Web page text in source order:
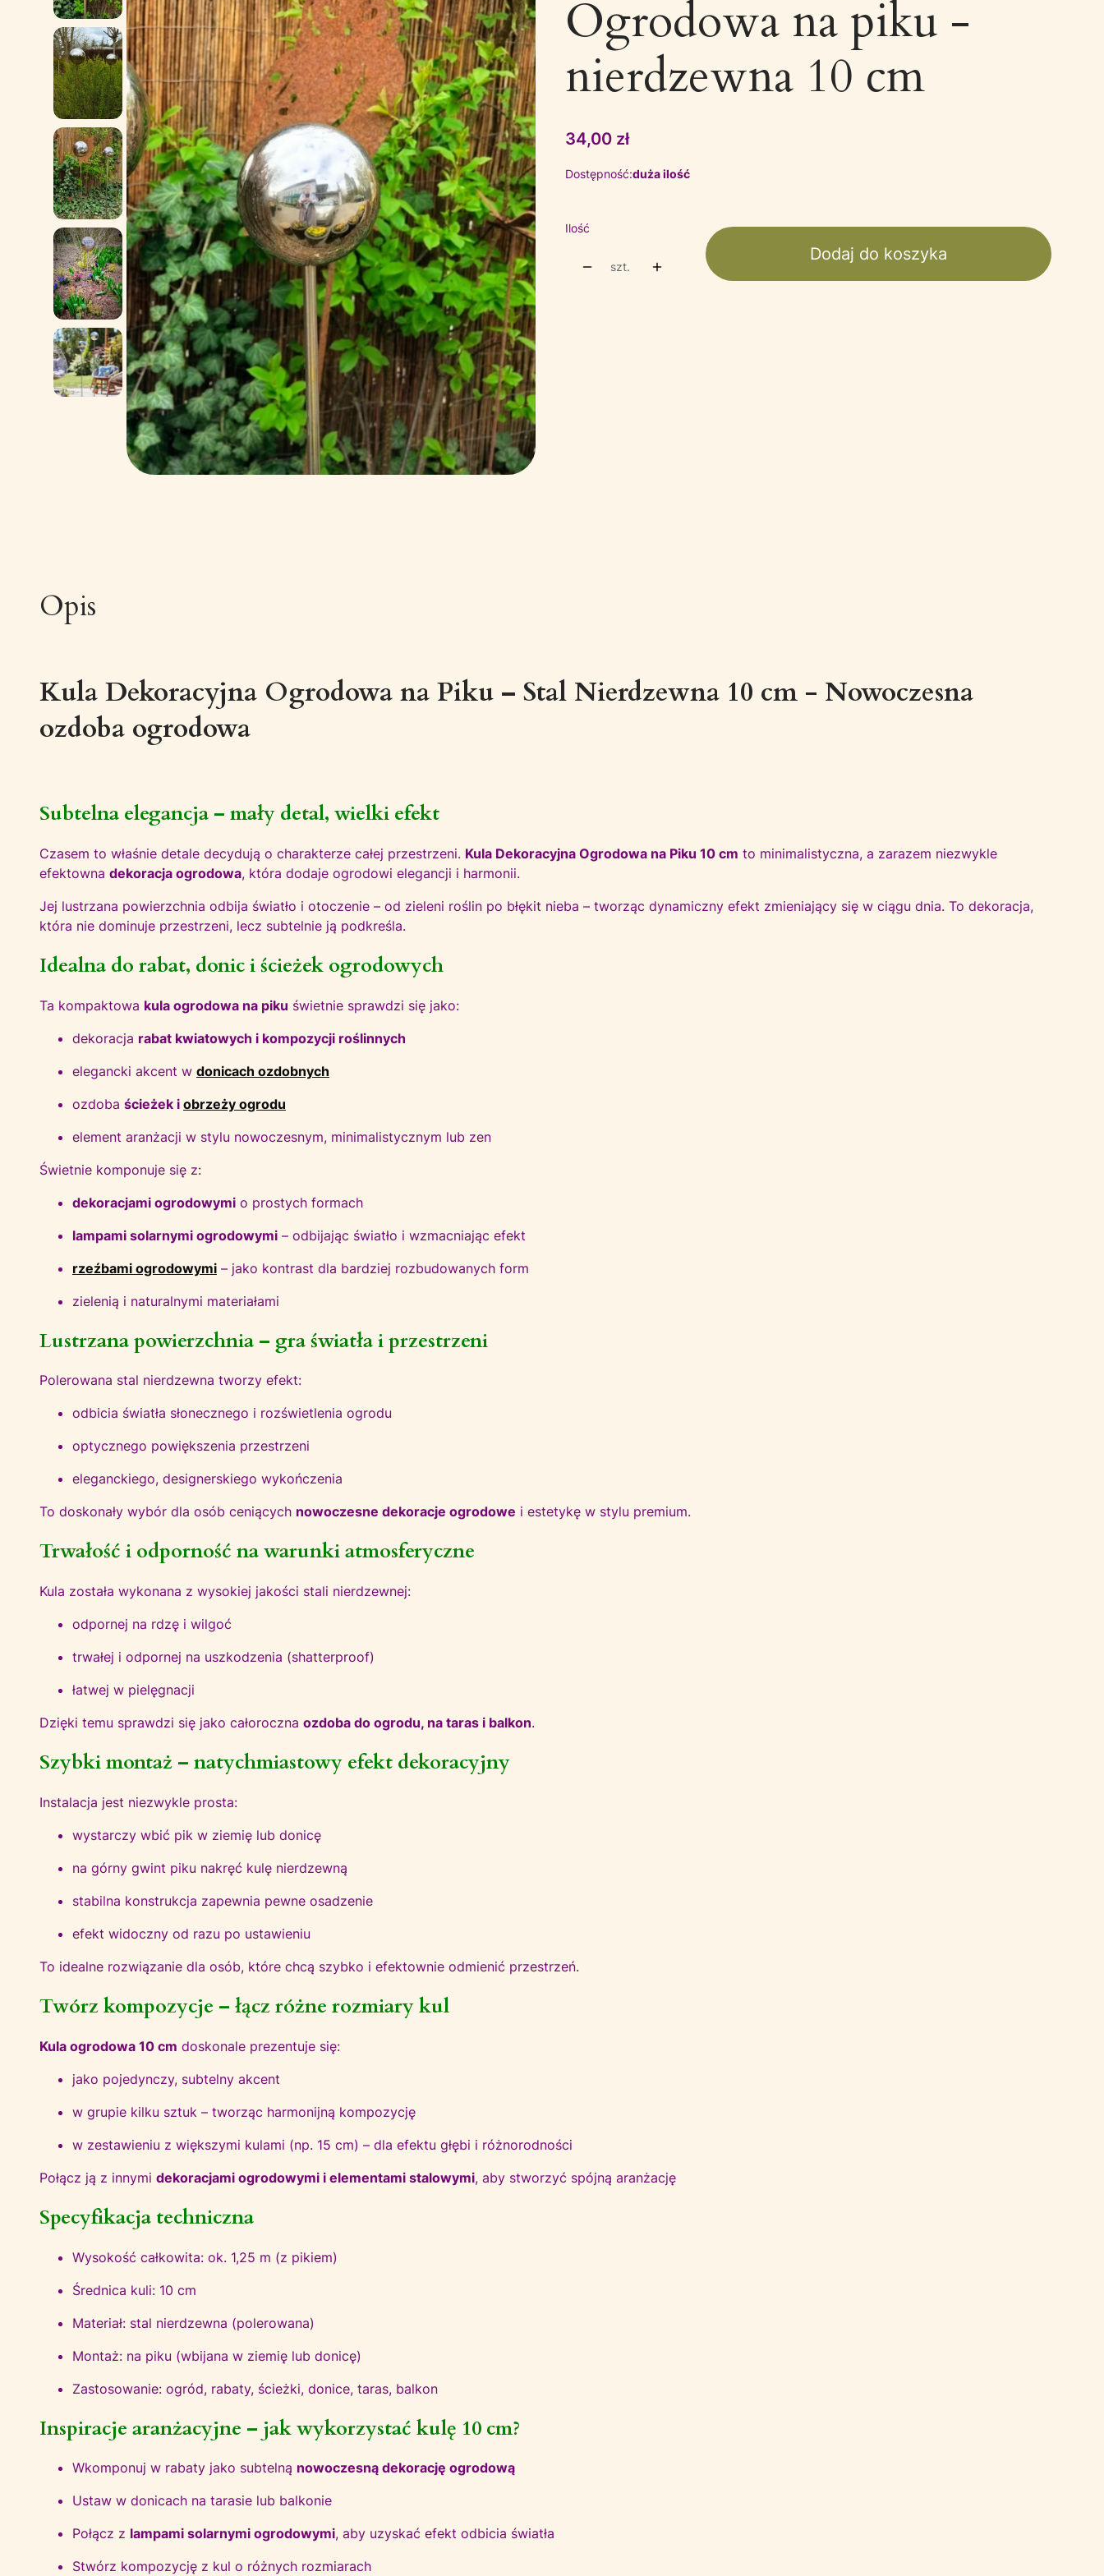
Ogrodowa na piku -
nierdzewna 10 cm
Cena
34,00 zł
Dostępność:duża ilość
Ilość
szt.
Dodaj do koszyka
Opis
Kula Dekoracyjna Ogrodowa na Piku – Stal Nierdzewna 10 cm - Nowoczesna
ozdoba ogrodowa
Subtelna elegancja – mały detal, wielki efekt
Czasem to właśnie detale decydują o charakterze całej przestrzeni. Kula Dekoracyjna Ogrodowa na Piku 10 cm to minimalistyczna, a zarazem niezwykle
efektowna dekoracja ogrodowa, która dodaje ogrodowi elegancji i harmonii.
Jej lustrzana powierzchnia odbija światło i otoczenie – od zieleni roślin po błękit nieba – tworząc dynamiczny efekt zmieniający się w ciągu dnia. To dekoracja,
która nie dominuje przestrzeni, lecz subtelnie ją podkreśla.
Idealna do rabat, donic i ścieżek ogrodowych
Ta kompaktowa kula ogrodowa na piku świetnie sprawdzi się jako:
dekoracja rabat kwiatowych i kompozycji roślinnych
elegancki akcent w donicach ozdobnych
ozdoba ścieżek i obrzeży ogrodu
element aranżacji w stylu nowoczesnym, minimalistycznym lub zen
Świetnie komponuje się z:
dekoracjami ogrodowymi o prostych formach
lampami solarnymi ogrodowymi – odbijając światło i wzmacniając efekt
rzeźbami ogrodowymi – jako kontrast dla bardziej rozbudowanych form
zielenią i naturalnymi materiałami
Lustrzana powierzchnia – gra światła i przestrzeni
Polerowana stal nierdzewna tworzy efekt:
odbicia światła słonecznego i rozświetlenia ogrodu
optycznego powiększenia przestrzeni
eleganckiego, designerskiego wykończenia
To doskonały wybór dla osób ceniących nowoczesne dekoracje ogrodowe i estetykę w stylu premium.
Trwałość i odporność na warunki atmosferyczne
Kula została wykonana z wysokiej jakości stali nierdzewnej:
odpornej na rdzę i wilgoć
trwałej i odpornej na uszkodzenia (shatterproof)
łatwej w pielęgnacji
Dzięki temu sprawdzi się jako całoroczna ozdoba do ogrodu, na taras i balkon.
Szybki montaż – natychmiastowy efekt dekoracyjny
Instalacja jest niezwykle prosta:
wystarczy wbić pik w ziemię lub donicę
na górny gwint piku nakręć kulę nierdzewną
stabilna konstrukcja zapewnia pewne osadzenie
efekt widoczny od razu po ustawieniu
To idealne rozwiązanie dla osób, które chcą szybko i efektownie odmienić przestrzeń.
Twórz kompozycje – łącz różne rozmiary kul
Kula ogrodowa 10 cm doskonale prezentuje się:
jako pojedynczy, subtelny akcent
w grupie kilku sztuk – tworząc harmonijną kompozycję
w zestawieniu z większymi kulami (np. 15 cm) – dla efektu głębi i różnorodności
Połącz ją z innymi dekoracjami ogrodowymi i elementami stalowymi, aby stworzyć spójną aranżację
Specyfikacja techniczna
Wysokość całkowita: ok. 1,25 m (z pikiem)
Średnica kuli: 10 cm
Materiał: stal nierdzewna (polerowana)
Montaż: na piku (wbijana w ziemię lub donicę)
Zastosowanie: ogród, rabaty, ścieżki, donice, taras, balkon
Inspiracje aranżacyjne – jak wykorzystać kulę 10 cm?
Wkomponuj w rabaty jako subtelną nowoczesną dekorację ogrodową
Ustaw w donicach na tarasie lub balkonie
Połącz z lampami solarnymi ogrodowymi, aby uzyskać efekt odbicia światła
Stwórz kompozycję z kul o różnych rozmiarach